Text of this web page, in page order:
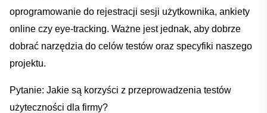
oprogramowanie do rejestracji sesji użytkownika, ankiety‍
online czy eye-tracking. Ważne jest jednak, ‍aby dobrze‌
dobrać narzędzia ⁢do celów ⁤testów oraz specyfiki naszego
projektu.
Pytanie: Jakie są korzyści ‍z przeprowadzenia testów
użyteczności dla firmy?